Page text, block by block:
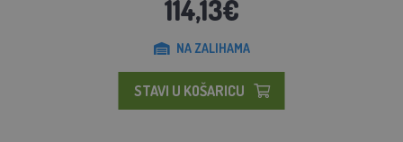
114,13€
NA ZALIHAMA
STAVI U KOŠARICU